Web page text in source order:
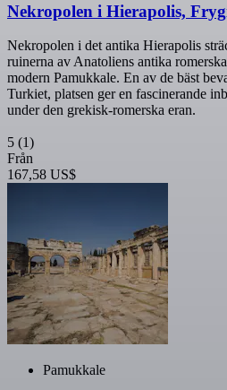
Nekropolen i Hierapolis,
Nekropolen i det antika Hierapolis
ruinerna av Anatoliens antika
modern Pamukkale. En av de bäst
Turkiet, platsen ger en fascinerande
under den grekisk-romerska eran.
5 (1)
Från
167,58 US$
Pamukkale